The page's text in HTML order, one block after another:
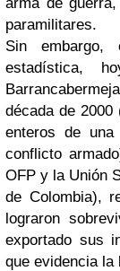
paramilitares.
Sin
estadística,
década de
enteros de
conflicto
OFP y la Unión
de Colombia),
lograron
exportado sus
que evidencia la